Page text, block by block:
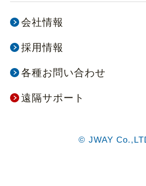
会社情報
採用情報
各種お問い合わせ
遠隔サポート
© JWAY